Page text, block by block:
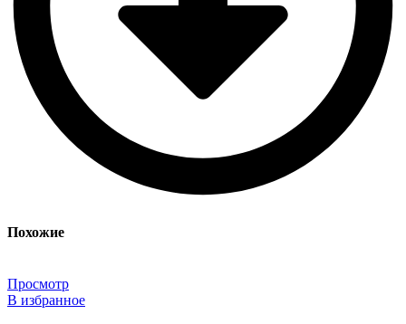
Похожие
Просмотр
В избранное